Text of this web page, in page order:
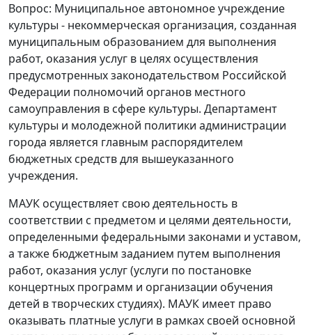
Вопрос: Муниципальное автономное учреждение
культуры - некоммерческая организация, созданная
муниципальным образованием для выполнения
работ, оказания услуг в целях осуществления
предусмотренных законодательством Российской
Федерации полномочий органов местного
самоуправления в сфере культуры. Департамент
культуры и молодежной политики администрации
города является главным распорядителем
бюджетных средств для вышеуказанного
учреждения.
МАУК осуществляет свою деятельность в
соответствии с предметом и целями деятельности,
определенными федеральными законами и уставом,
а также бюджетным заданием путем выполнения
работ, оказания услуг (услуги по постановке
концертных программ и организации обучения
детей в творческих студиях). МАУК имеет право
оказывать платные услуги в рамках своей основной